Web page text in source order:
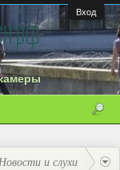
Вход
и слухи